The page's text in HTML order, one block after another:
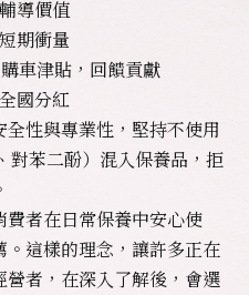
導價值
期衝量
車津貼，回饋貢獻
國分紅
性與專業性，堅持不使用
對苯二酚）混入保養品，拒
者在日常保養中安心使
這樣的理念，讓許多正在
者，在深入了解後，會選